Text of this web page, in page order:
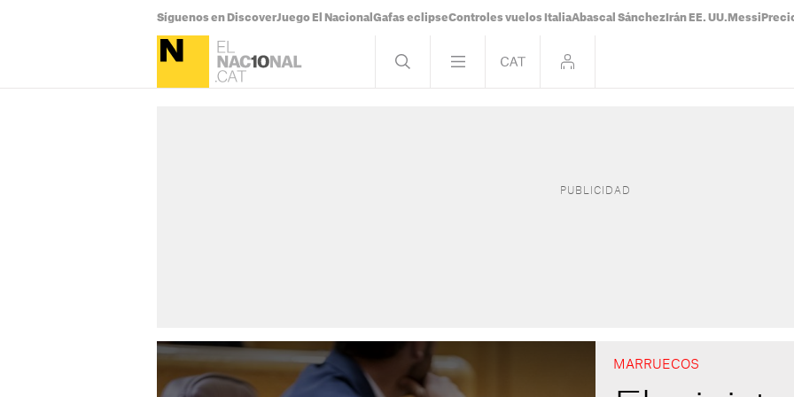
Síguenos en DiscoverJuego El Nacional Gafas eclipseControles vuelos ItaliaAbascal Sánchez Irán EE. UU. Messi
MARRUECOS